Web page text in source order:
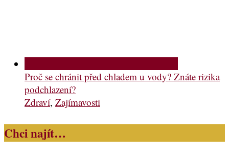
Proč se chránit před chladem u vody? Znáte rizika
podchlazení?
Zdraví, Zajímavosti
Chci najít…